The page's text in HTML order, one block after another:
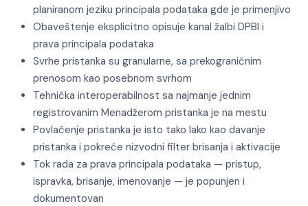
planiranom jeziku principala podataka gde je primenjivo
Obaveštenje eksplicitno opisuje kanal žalbi DPBI i
prava principala podataka
Svrhe pristanka su granularne, sa prekograničnim
prenosom kao posebnom svrhom
Tehnička interoperabilnost sa najmanje jednim
registrovanim Menadžerom pristanka je na mestu
Povlačenje pristanka je isto tako lako kao davanje
pristanka i pokreće nizvodni filter brisanja i aktivacije
Tok rada za prava principala podataka — pristup,
ispravka, brisanje, imenovanje — je popunjen i
dokumentovan